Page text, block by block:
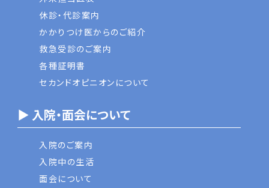
休診・代診案内
かかりつけ医からのご紹介
救急受診のご案内
各種証明書
セカンドオピニオンについて
▶ 入院・面会について
入院のご案内
入院中の生活
面会について